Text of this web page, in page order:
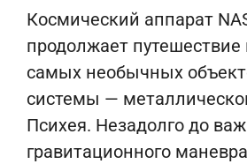
Космический аппарат
продолжает путешествие
самых необычных
системы —
Психея. Незадолго до
гравитационного